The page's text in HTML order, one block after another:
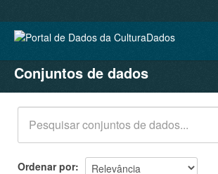
CONJUNTOS DE DADOS
ORGANIZAÇÕES
GRUPOS
SOBRE
Conjuntos de dados
Ordenar por